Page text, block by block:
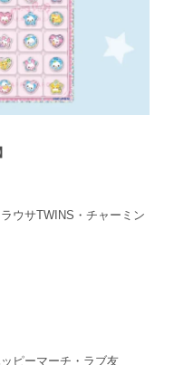
ウサTWINS・チャーミン
ピーマーチ・ラブ友